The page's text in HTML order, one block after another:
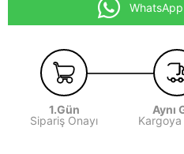
1.Gün
Sipariş Onayı
Aynı
Kargoya